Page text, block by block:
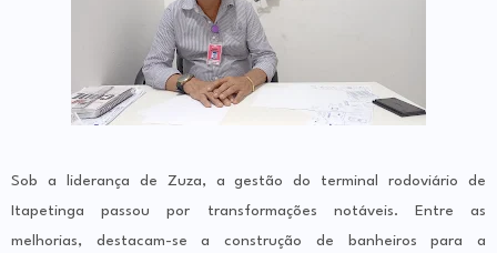
Sob a liderança de Zuza, a gestão do terminal rodoviário de
Itapetinga passou por transformações notáveis. Entre as
melhorias, destacam-se a construção de banheiros para a